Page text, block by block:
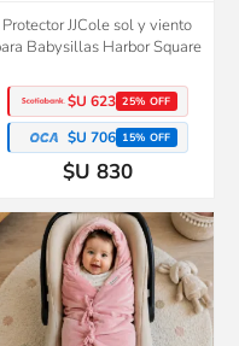
Protector JJCole sol y viento
Babysillas Harbor Square
$U 623 25% OFF
$U 706 15% OFF
$U 830